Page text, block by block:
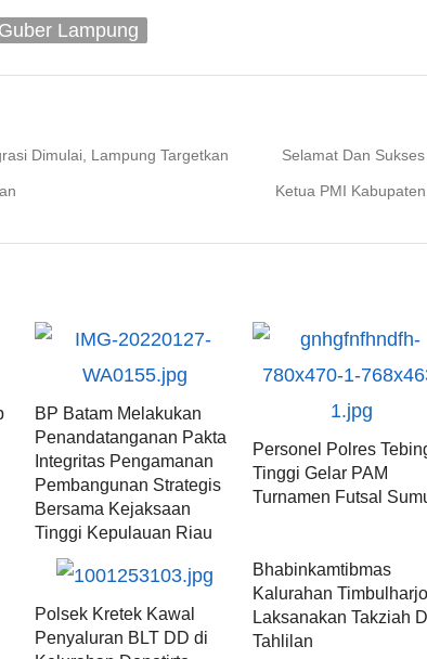
Guber Lampung
Dimulai, Lampung Targetkan
Next
post:
Selamat Dan
Ketua PMI
BP Batam Melakukan
Penandatanganan Pakta
Integritas Pengamanan
Pembangunan Strategis
Bersama Kejaksaan
Tinggi Kepulauan Riau
Personel Polres
Tinggi Gelar PAM
Turnamen Futsal
Polsek Kretek Kawal
Penyaluran BLT DD di
Bhabinkamtibmas
Kalurahan Timbulharjo
Laksanakan Takziah
Tahlilan